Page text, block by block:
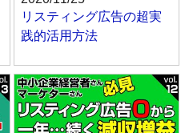
リスティング広告の超実
践的活用方法